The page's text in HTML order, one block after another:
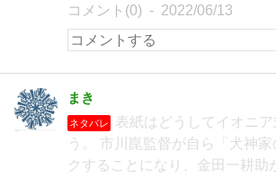
コメント(0) 2022/06/13
まき
ネタバレ
表紙はどうしてイオニ
う。 市川崑監督が自ら「犬神
クすることになり、金田一耕助